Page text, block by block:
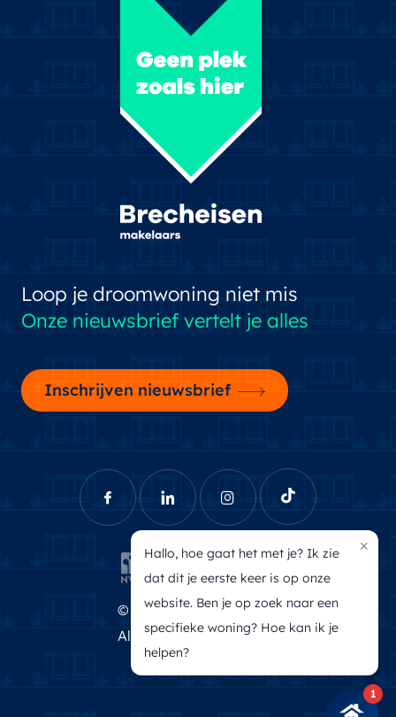
Loop je droomwoning niet mis
Onze nieuwsbrief vertelt je alles
Inschrijven nieuwsbrief
© Brecheisen Makelaars
Algemene voorwaarden
Privacyverklaring
1
×
Hallo, hoe gaat het met je? Ik zie
dat dit je eerste keer is op onze
website. Ben je op zoek naar een
specifieke woning? Hoe kan ik je
helpen?